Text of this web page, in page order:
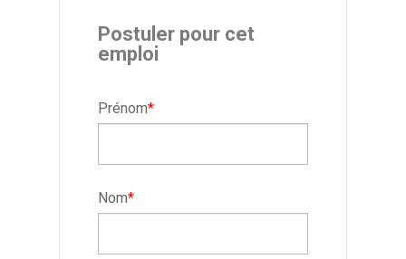
Postuler pour cet
emploi
Prénom*
Nom*